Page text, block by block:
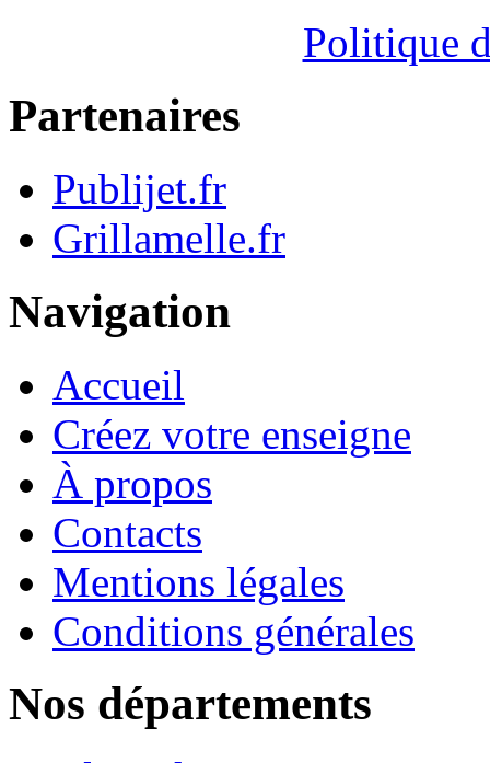
Politique
Partenaires
Publijet.fr
Grillamelle.fr
Navigation
Accueil
Créez votre enseigne
À propos
Contacts
Mentions légales
Conditions générales
Nos départements